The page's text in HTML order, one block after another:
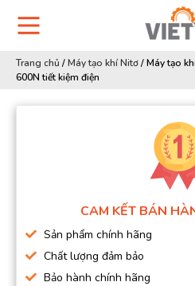
Trang chủ /Máy tạo khí Nitơ/Máy tạo
600N tiết kiệm điện
CAM KẾT BÁN
Sản phẩm chính hãng
Chất lượng đảm bảo
Bảo hành chính hãng